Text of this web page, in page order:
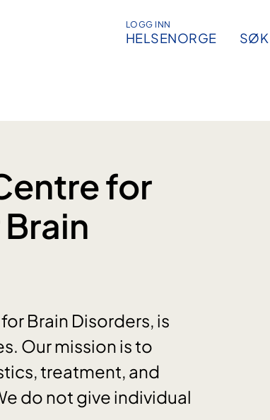
LOGG INN
HELSENORGE SØK
for
Brain Disorders, is
Our mission is to
treatment, and
do not give individual